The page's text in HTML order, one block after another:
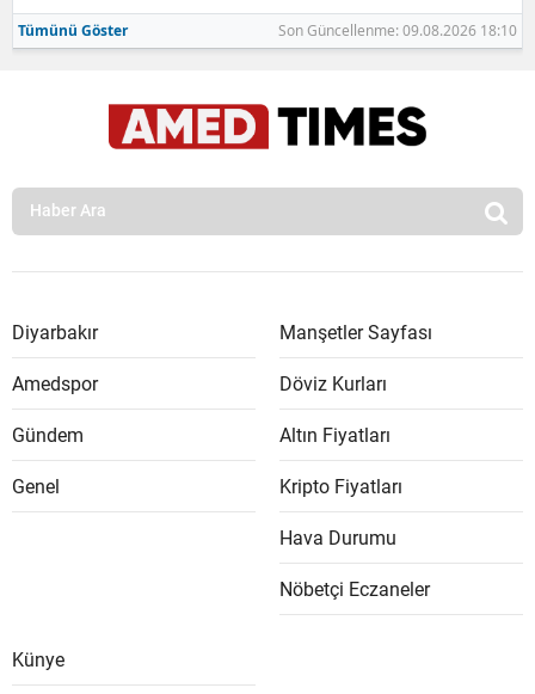
Tümünü Göster Son Güncellenme: 09.08.2026 18:10
Diyarbakır
Amedspor
Gündem
Genel
Manşetler Sayfası
Döviz Kurları
Altın Fiyatları
Kripto Fiyatları
Hava Durumu
Nöbetçi Eczaneler
Künye